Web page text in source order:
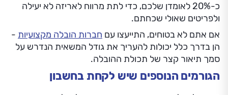
כ-20% לאומדן שלכם, כדי לתת מרווח לאריזה לא יעילה
ולפריטים שאולי שכחתם.
אם אתם לא בטוחים, התייעצו עם חברות הובלה מקצועיות -
הן בדרך כלל יכולות להעריך את גודל המשאית הנדרש על
סמך תיאור קצר של תכולת ההובלה.
הגורמים הנוספים שיש לקחת בחשבון